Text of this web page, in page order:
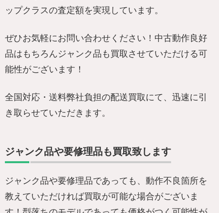
ップクラスの査定額を実現しています。
ぜひお気軽にお問い合わせください！中古動作良好
品はもちろんジャンク品も買取させていただける可
能性がございます！
全国対応・送料弊社負担の配送買取にて、迅速に引
き取らせていただきます。
ジャンク品や要修理品も買取致します
ジャンク品や要修理品であっても、動作不良箇所を
教えていただければ買取が可能な場合がございま